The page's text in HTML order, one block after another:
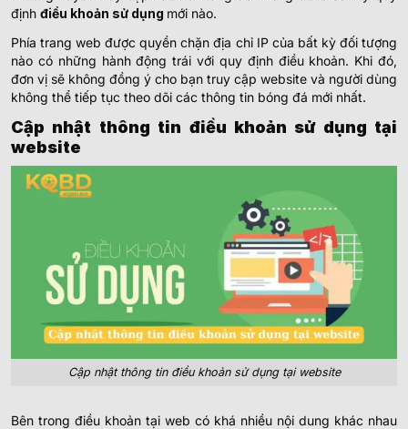
định điều khoản sử dụng mới nào.
Phía trang web được quyền chặn địa chỉ IP của bất kỳ đối tượng
nào có những hành động trái với quy định điều khoản. Khi đó,
đơn vị sẽ không đồng ý cho bạn truy cập website và người dùng
không thể tiếp tục theo dõi các thông tin bóng đá mới nhất.
Cập nhật thông tin điều khoản sử dụng tại
website
Cập nhật thông tin điều khoản sử dụng tại website
Bên trong điều khoản tại web có khá nhiều nội dung khác nhau